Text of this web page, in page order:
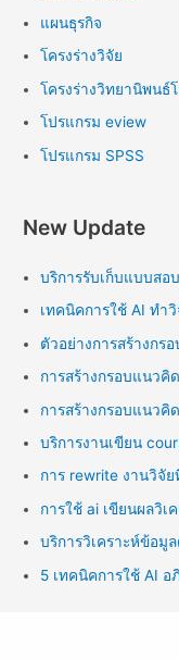
แผนธุรกิจ
โครงร่างวิจัย
โครงร่างวิทยานิพนธ์
โปรแกรม eview
โปรแกรม SPSS
New Update
บริการรับเก็บแบบสอ
เทคนิคการใช้ AI ทำ
ตัวอย่างการสร้างกร
การสร้างกรอบแนวคิ
การสร้างกรอบแนวคิ
บริการงานเขียน
การ rewrite งานวิจั
การใช้ ai เขียนผลวิเ
บริการวิเคราะห์ข้อมู
5 เทคนิคการใช้ AI อ